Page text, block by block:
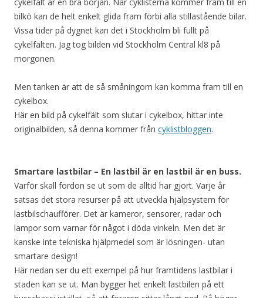
bilkö kan de helt enkelt glida fram förbi alla stillastående bilar.
Vissa tider på dygnet kan det i Stockholm bli fullt på
cykelfälten. Jag tog bilden vid Stockholm Central kl8 på
morgonen.
Men tanken är att de så småningom kan komma fram till en
cykelbox.
Här en bild på cykelfält som slutar i cykelbox, hittar inte
originalbilden, så denna kommer från cyklistbloggen.
Smartare lastbilar – En lastbil är en lastbil är en buss.
Varför skall fordon se ut som de alltid har gjort. Varje år
satsas det stora resurser på att utveckla hjälpsystem för
lastbilschaufförer. Det är kameror, sensorer, radar och
lampor som varnar för något i döda vinkeln. Men det är
kanske inte tekniska hjälpmedel som är lösningen- utan
smartare design!
Här nedan ser du ett exempel på hur framtidens lastbilar i
staden kan se ut. Man bygger het enkelt lastbilen på ett